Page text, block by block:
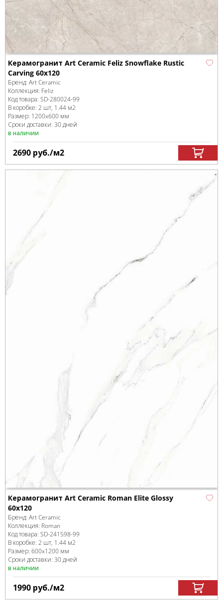
Керамогранит Art Ceramic Feliz Snowflake Rustic
Carving 60x120
Бренд: Art Ceramic
Коллекция: Feliz
Код товара: SD-280024-99
В коробке: 2 шт, 1.44 м2
Размер: 1200x600 мм
Сроки доставки: 30 дней
в наличии
2690 руб./м2
Керамогранит Art Ceramic Roman Elite Glossy
60x120
Бренд: Art Ceramic
Коллекция: Roman
Код товара: SD-241598-99
В коробке: 2 шт, 1.44 м2
Размер: 600x1200 мм
Сроки доставки: 30 дней
в наличии
1990 руб./м2